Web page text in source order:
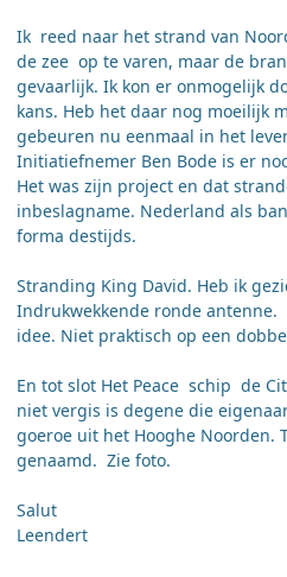
Ik reed naar het strand van
de zee op te varen, maar de
gevaarlijk. Ik kon er onmogelijk
kans. Heb het daar nog moeilijk
gebeuren nu eenmaal in het
Initiatiefnemer Ben Bode is er
Het was zijn project en dat
inbeslagname. Nederland als
forma destijds.
Stranding King David. Heb ik
Indrukwekkende ronde antenne.
idee. Niet praktisch op een
En tot slot Het Peace schip de
niet vergis is degene die
goeroe uit het Hooghe Noorden.
genaamd. Zie foto.
Salut
Leendert